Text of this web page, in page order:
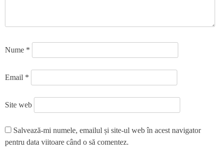
Nume *
Email *
Site web
Salvează-mi numele, emailul și site-ul web în acest navigator
pentru data viitoare când o să comentez.